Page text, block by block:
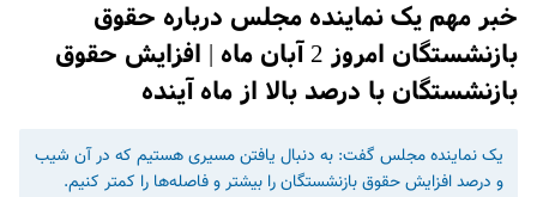
خبر مهم یک نماینده مجلس درباره حقوق
بازنشستگان امروز 2 آبان ماه | افزایش حقوق
بازنشستگان با درصد بالا از ماه آینده
یک نماینده مجلس گفت: به دنبال یافتن مسیری هستیم که در آن شیب
و درصد افزایش حقوق بازنشستگان را بیشتر و فاصله‌ها را کمتر کنیم.